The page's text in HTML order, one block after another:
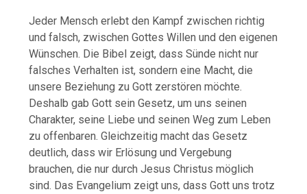
Jeder Mensch erlebt den Kampf zwischen richtig
und falsch, zwischen Gottes Willen und den eigenen
Wünschen. Die Bibel zeigt, dass Sünde nicht nur
falsches Verhalten ist, sondern eine Macht, die
unsere Beziehung zu Gott zerstören möchte.
Deshalb gab Gott sein Gesetz, um uns seinen
Charakter, seine Liebe und seinen Weg zum Leben
zu offenbaren. Gleichzeitig macht das Gesetz
deutlich, dass wir Erlösung und Vergebung
brauchen, die nur durch Jesus Christus möglich
sind. Das Evangelium zeigt uns, dass Gott uns trotz